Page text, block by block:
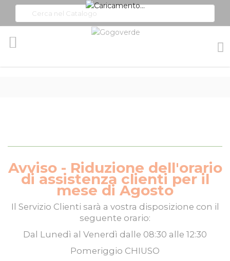
Avviso - Riduzione dell'orario
di assistenza clienti per il
mese di Agosto
Il Servizio Clienti sarà a vostra disposizione con il
seguente orario:
Dal Lunedì al Venerdì dalle 08:30 alle 12:30
Pomeriggio CHIUSO